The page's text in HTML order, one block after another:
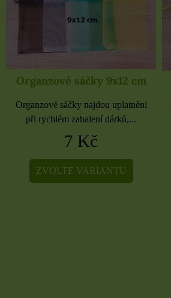
Organzové sáčky 9x12 cm
Organzové sáčky najdou uplatnění
při rychlém zabalení dárků,...
7 Kč
ZVOLTE VARIANTU